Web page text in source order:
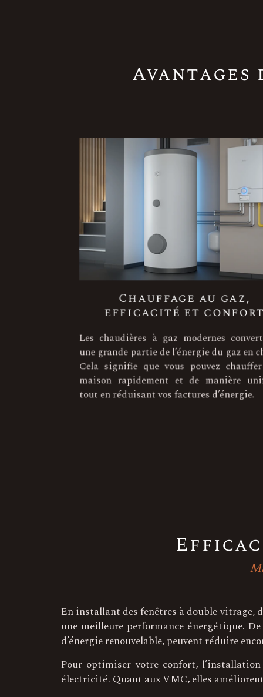
Avantages
Chauffage au gaz,
efficacité et confort
Les chaudières à gaz modernes
une grande partie de l’énergie du gaz en
Cela signifie que vous pouvez chauffer
maison rapidement et de manière
tout en réduisant vos factures d’énergie.
En installant des fenêtres à double vitrage,
une meilleure performance énergétique.
d’énergie renouvelable, peuvent réduire
Pour optimiser votre confort,
électricité. Quant aux VMC, elles